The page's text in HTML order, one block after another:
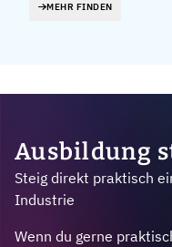
MEHR FINDEN
Ausbildung
Steig direkt praktisch
Industrie
Wenn du gerne